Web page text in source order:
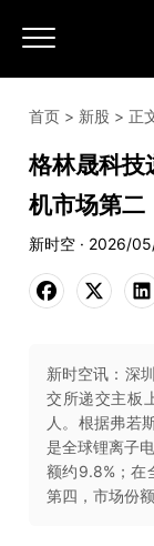
首页 > 新股 > 正
格林晟科技
机市场第二
新时空 · 2026/
新时空讯：深
交所递交主板
人。根据弗若
是全球锂离子
额约9.8%；在
第四，市场份额